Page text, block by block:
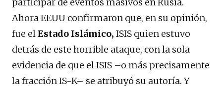
Ahora EEUU confirmaron que, en su opinión,
fue elEstado Islámico, ISIS quien estuvo
detrás de este horrible ataque, con la sola
evidencia de que el ISIS –o más precisamente
la fracción IS-K– se atribuyó su autoría. Y